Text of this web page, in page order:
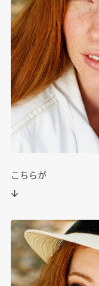
こちらが
↓